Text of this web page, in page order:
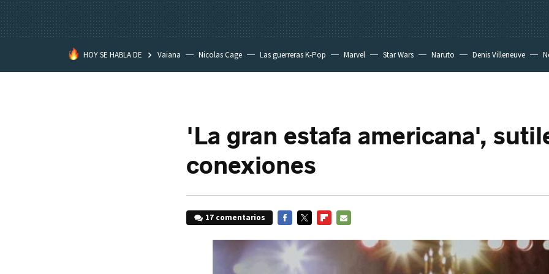
HOY SE HABLA DE Vaiana Nicolas Cage Las guerreras K-Pop Marvel Star Wars Naruto Denis Villeneuve
'La gran estafa americana',
conexiones
17 comentarios